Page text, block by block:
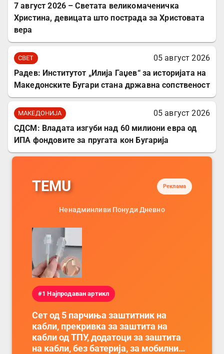
7 август 2026 – Светата великомаченичка
Христина, девицата што пострада за Христовата
вера
СВЕТ
05 август 2026
Радев: Институтот „Илија Гаџев“ за историјата на
Македонските Бугари стана државна сопственост
МАКЕДОНИЈА
05 август 2026
СДСМ: Владата изгуби над 60 милиони евра од
ИПА фондовите за пругата кон Бугарија
TEMU Реклама
Ненадминливи Понуди Дневно
#1 Најпродаван артикл
Сет од 5 парчиња заштитник на
кабли, прекривка за заштита на
кабли од ТПУ, додатоци за заштита
на кабли, без батерија, за мобилни